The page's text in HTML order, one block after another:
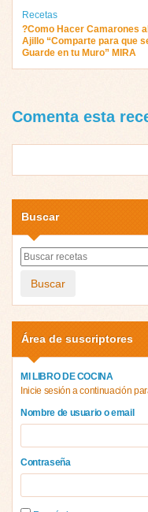
Recetas
?Como Hacer Camarones
Ajillo “Comparte para que
Guarde en tu Muro” MIRA
Comenta esta
Buscar
Buscar
Área de suscriptores
MI LIBRO DE COCINA
Inicie sesión a continuación
Nombre de usuario o email
Contraseña